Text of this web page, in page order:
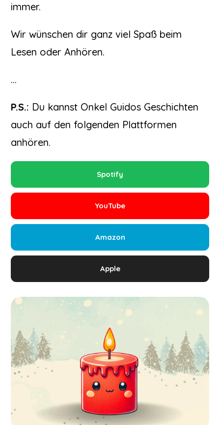
immer.
Wir wünschen dir ganz viel Spaß beim
Lesen oder Anhören.
…
P.S.: Du kannst Onkel Guidos Geschichten
auch auf den folgenden Plattformen
anhören.
Spotify
YouTube
Amazon
Apple